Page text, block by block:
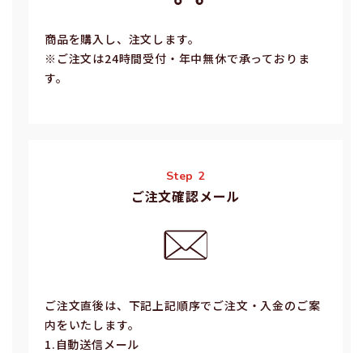
商品を購入し、注文します。
※ご注⽂は24時間受付・年中無休で承っておりま
す。
Step 2
ご注文確認メール
ご注⽂直後は、下記上記順序でご注⽂・⼊⾦のご案
内をいたします。
1.⾃動送信メール